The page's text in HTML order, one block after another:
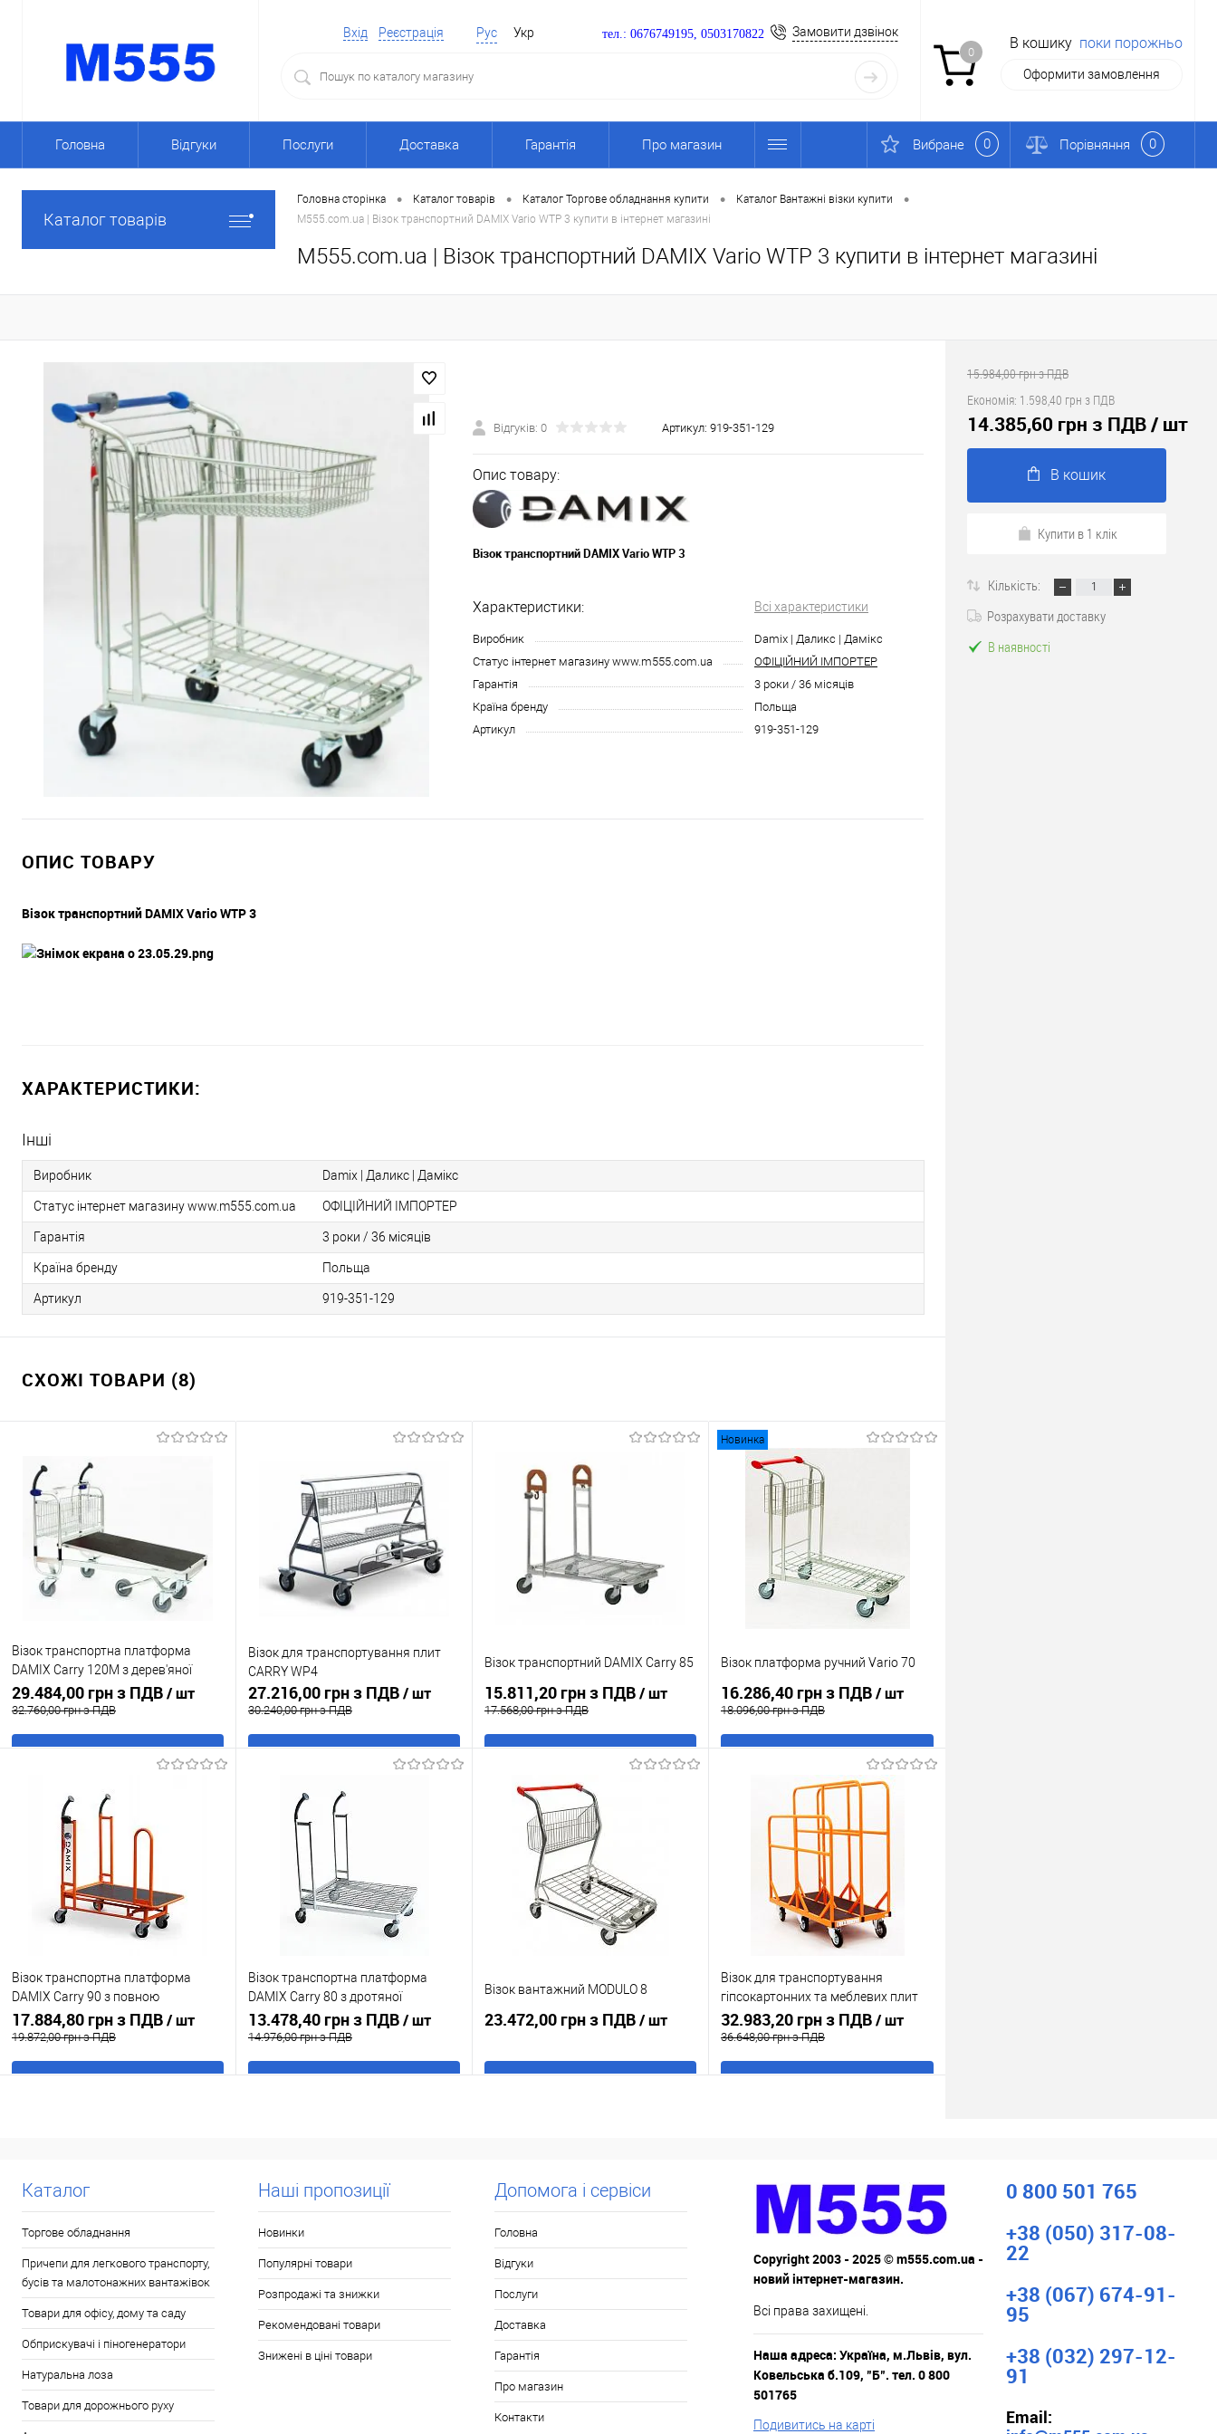
Вхід Реєстрація Рус Укр тел.: 0676749195, 0503170822 Замовити дзвінок
0
В кошику поки порожньо
Оформити замовлення
Головна Відгуки Послуги Доставка Гарантія Про магазин Вибране 0 Порівняння 0
Каталог товарів
Головна сторінка • Каталог товарів • Каталог Торгове обладнання купити • Каталог Вантажні візки купити •
M555.com.ua | Візок транспортний DAMIX Vario WTP 3 купити в інтернет магазині
M555.com.ua | Візок транспортний DAMIX Vario WTP 3 купити в інтернет магазині
Відгуків: 0 Артикул: 919-351-129
Опис товару:
Візок транспортний DAMIXVario WTP 3
Характеристики: Всі характеристики
Виробник
Damix | Даликс | Дамікс
Статус інтернет магазину www.m555.com.ua
ОФІЦІЙНИЙ ІМПОРТЕР
Гарантія
3 роки / 36 місяців
Країна бренду
Польща
Артикул
919-351-129
ОПИС ТОВАРУ
Візок транспортний DAMIXVario WTP 3
ХАРАКТЕРИСТИКИ:
Інші
Виробник Damix | Даликс | Дамікс
Статус інтернет магазину www.m555.com.ua ОФІЦІЙНИЙ ІМПОРТЕР
Гарантія 3 роки / 36 місяців
Країна бренду Польща
Артикул 919-351-129
СХОЖІ ТОВАРИ (8)
Візок транспортна платформа
DAMIX Carry 120M з дерев'яної
платформою, з кошиком, без
підставки для нотаток
29.484,00 грн з ПДВ/ шт
32.760,00 грн з ПДВ
Купити в 1 клік
порівняння
У обране
Візок для транспортування плит
CARRY WP4
27.216,00 грн з ПДВ/ шт
30.240,00 грн з ПДВ
Купити в 1 клік
У обране
Візок транспортний DAMIX Carry 85
15.811,20 грн з ПДВ/ шт
17.568,00 грн з ПДВ
Купити в 1 клік
порівняння
У обране
Новинка
Візок платформа ручний Vario 70
16.286,40 грн з ПДВ/ шт
18.096,00 грн з ПДВ
Купити в 1 клік
До
порівняння
У обране
Візок транспортна платформа
DAMIX Carry 90 з повною
платформою
17.884,80 грн з ПДВ/ шт
19.872,00 грн з ПДВ
У обране
Візок транспортна платформа
DAMIX Carry 80 з дротяної
платформою
13.478,40 грн з ПДВ/ шт
14.976,00 грн з ПДВ
У обране
В наявності
Візок вантажний MODULO 8
23.472,00 грн з ПДВ/ шт
У обране
В наявності
Візок для транспортування
гіпсокартонних та меблевих плит
CARRY WP3
32.983,20 грн з ПДВ/ шт
36.648,00 грн з ПДВ
У обране
В наявності
15.984,00 грн з ПДВ
Економія: 1.598,40 грн з ПДВ
14.385,60 грн з ПДВ/ шт
В кошик
Купити в 1 клік
Кількість:
Розрахувати доставку
В наявності
Каталог
Торгове обладнання
Причепи для легкового транспорту,
бусів та малотонажних вантажівок
Товари для офісу, дому та саду
Обприскувачі і піногенератори
Натуральна лоза
Товари для дорожнього руху
Наші пропозиції
Новинки
Популярні товари
Розпродажі та знижки
Рекомендовані товари
Знижені в ціні товари
Допомога і сервіси
Головна
Відгуки
Послуги
Доставка
Гарантія
Про магазин
Контакти
Copyright 2003 - 2025 © m555.com.ua -
новий інтернет-магазин.
Всі права захищені.
Наша адреса: Україна, м.Львів, вул.
Ковельська б.109, "Б". тел. 0 800
501765
Подивитись на карті
0 800 501 765
+38 (050) 317-08-
22
+38 (067) 674-91-
95
+38 (032) 297-12-
91
Email: